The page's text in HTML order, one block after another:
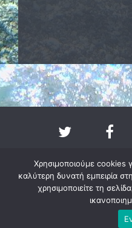
Copyright @ 2011-
Χρησιμοποιούμε cookies
καλύτερη δυνατή εμπειρία
χρησιμοποιείτε τη